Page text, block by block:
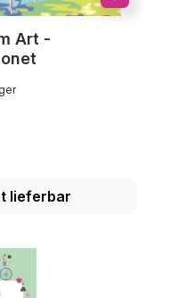
Art -
lieferbar